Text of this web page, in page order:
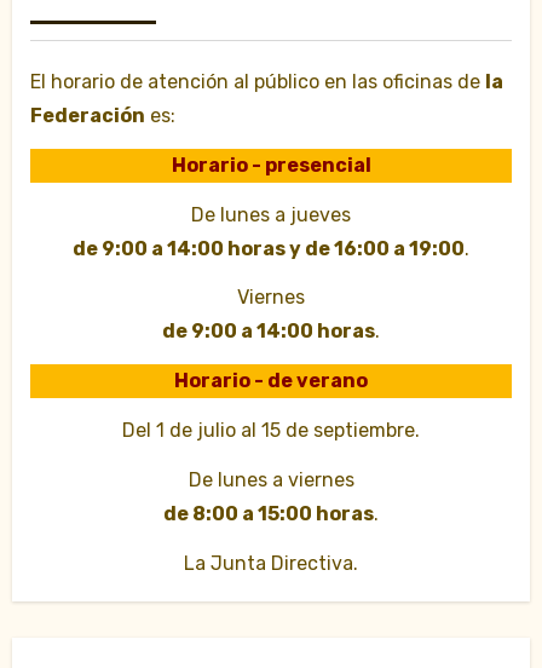
El horario de atención al público en las oficinas de la
Federación es:
Horario - presencial
De lunes a jueves
de 9:00 a 14:00 horas y de 16:00 a 19:00.
Viernes
de 9:00 a 14:00 horas.
Horario - de verano
Del 1 de julio al 15 de septiembre.
De lunes a viernes
de 8:00 a 15:00 horas.
La Junta Directiva.